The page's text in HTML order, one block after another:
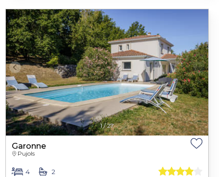
1/27
Garonne
Pujols
4 2